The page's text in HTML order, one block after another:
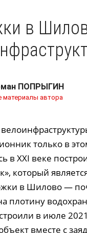
в
ПОПРЫГИН
материалы автора
только в
в XXI веке
который
в Шилово —
плотину
в июле
вместе с